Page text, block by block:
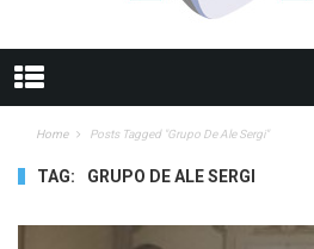
Home Posts Tagged "grupo De Ale Sergi"
TAG: GRUPO DE ALE SERGI